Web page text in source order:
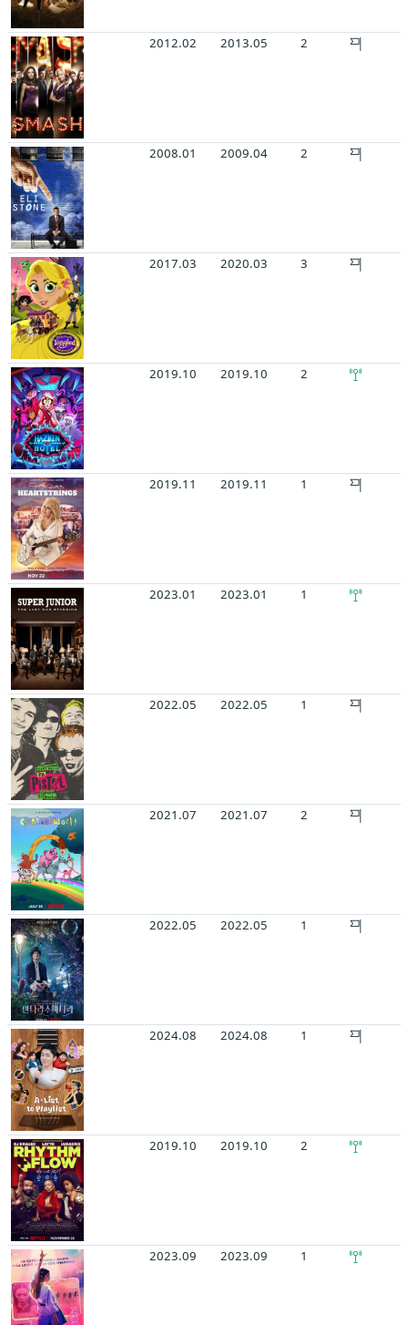
2012.02 2013.05 2
2008.01 2009.04 2
2017.03 2020.03 3
2019.10 2019.10 2
2019.11 2019.11 1
2023.01 2023.01 1
2022.05 2022.05 1
2021.07 2021.07 2
2022.05 2022.05 1
2024.08 2024.08 1
2019.10 2019.10 2
2023.09 2023.09 1